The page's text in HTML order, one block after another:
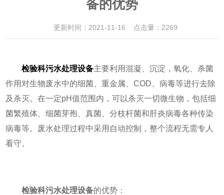
备的优势
更新时间：2021-11-16 点击量： 2269
检验科污水处理设备主要利用混凝、沉淀，氧化、杀菌
作用对生物废水中的细菌、重金属、COD、病毒等进行去除
及杀灭。在一定pH值范围内，可以杀灭一切微生物，包括细
菌繁殖体、细菌芽孢、真菌、分枝杆菌和肝炎病毒各种传染
病毒等。废水处理过程中采用自动控制，整个流程无需专人
看守。
检验科污水处理设备的优势：